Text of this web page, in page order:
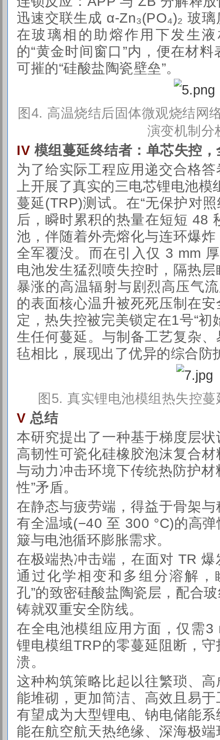
迅速交联生成 α-Zn₃(PO₄)₂ 玻
在玻璃相的助熔作用下发生
的“黄金时间窗口”内，便在材
可摧的“硅酸盐陶瓷壁垒”。
图4. 高温烧结后固体微观烧结网
演变机制分
IV 模组蔓延终结者：单芯失控
为了给实际工程应用递交合格
上开展了真实的三电芯锂电池
蔓延(TRP)测试。在“无保护对
后，瞬时累积的热量在短短 48
池，伴随着外壳熔化与连环爆
全军覆没。而在引入仅 3 mm
电池发生猛烈喷失控时，隔热
暴涨的高温辐射与剧烈高压气
的表面核心温升被死死压制在
定，热失控被完美锁定在1号“初
生任何蔓延。与制备工艺复杂
毡相比，展现出了优异的综合防
图5. 真实锂电池模组热失控
V 总结
本研究提出了一种基于梯度层
高韧性可瓷化硅橡胶泡沫复合
与动力冲击环境下传统热防护材
性”矛盾。
在静态与疲劳端，得益于骨架
有全温域(−40 至 300 °C)的高
簸与电池循环膨胀需求。
在极端热冲击端，在面对 TR
通过化学相变和多组分溶解，
孔”的致密硅酸盐陶瓷层，配合
铸就双重安全防线。
在全电池模组应用方面，仅需
锂电模组TRP的零蔓延阻断，
溃。
这种构筑策略比起以往繁琐、
能堆砌，更加简洁、高效且易
有望成为大型锂电、钠电储能
能在航空航天热绝缘、深海极